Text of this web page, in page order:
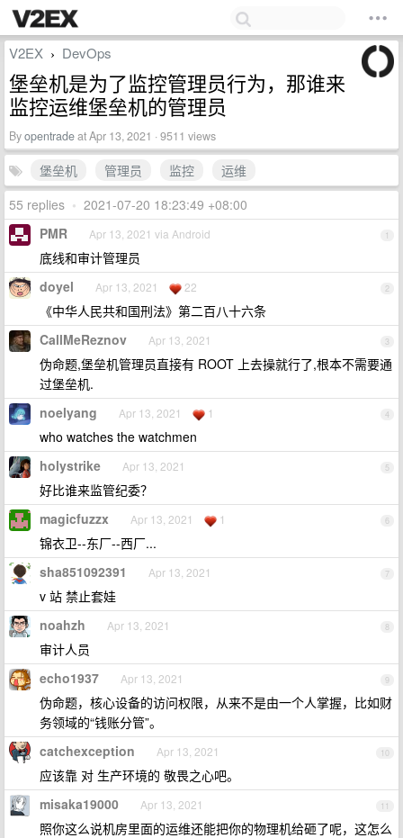
V2EX › DevOps
堡垒机是为了监控管理员行为，那谁来
监控运维堡垒机的管理员
Byopentradeat Apr 13, 2021 · 9511 views
堡垒机 管理员 监控
运维
55 replies • 2021-07-20 18:23:49 +08:00
1
PMR Apr 13, 2021 via Android
底线和审计管理员
2
doyel Apr 13, 2021 22
《中华人民共和国刑法》第二百八十六条
3
CallMeReznov Apr 13, 2021
伪命题,堡垒机管理员直接有 ROOT 上去操就行了,根本不需要通
过堡垒机.
4
noelyang Apr 13, 2021 1
who watches the watchmen
5
holystrike Apr 13, 2021
好比谁来监管纪委？
6
magicfuzzx Apr 13, 2021 1
锦衣卫--东厂--西厂...
7
sha851092391 Apr 13, 2021
v 站 禁止套娃
8
noahzh Apr 13, 2021
审计人员
9
echo1937 Apr 13, 2021
伪命题，核心设备的访问权限，从来不是由一个人掌握，比如财
务领域的“钱账分管”。
10
catchexception Apr 13, 2021
应该靠 对 生产环境的 敬畏之心吧。
11
misaka19000 Apr 13, 2021
照你这么说机房里面的运维还能把你的物理机给砸了呢，这怎么